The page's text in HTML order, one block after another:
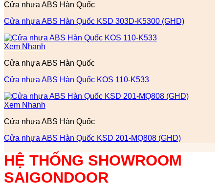
Cửa nhựa ABS Hàn Quốc
Cửa nhựa ABS Hàn Quốc KSD 303D-K5300 (GHD)
Xem Nhanh
Cửa nhựa ABS Hàn Quốc
Cửa nhựa ABS Hàn Quốc KOS 110-K533
Xem Nhanh
Cửa nhựa ABS Hàn Quốc
Cửa nhựa ABS Hàn Quốc KSD 201-MQ808 (GHD)
HỆ THỐNG SHOWROOM
SAIGONDOOR